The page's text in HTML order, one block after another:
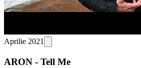
Aprilie 2021
ARON - Tell Me